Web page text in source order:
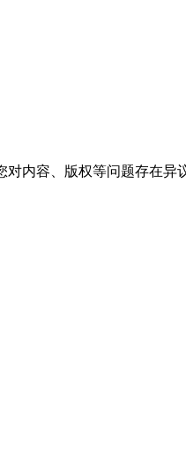
内容、版权等问题存在异